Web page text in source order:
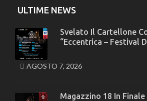
ULTIME NEWS
Svelato Il Cartellone
“Eccentrica – Festival
AGOSTO 7, 2026
Magazzino 18 In